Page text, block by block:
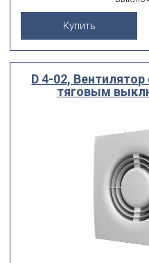
Купить
D 4-02,
тяговым